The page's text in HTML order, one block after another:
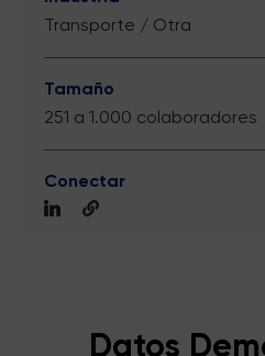
Transporte / Otra
Tamaño
251 a 1.000 colaboradores
Conectar
Datos